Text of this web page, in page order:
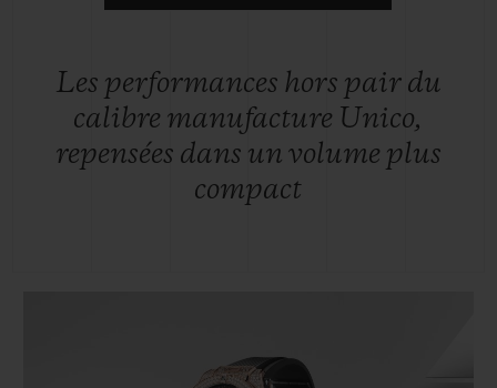
Les performances hors pair du
calibre manufacture Unico,
repensées dans un volume plus
compact